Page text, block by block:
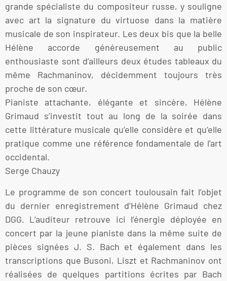
grande spécialiste du compositeur russe, y souligne
avec art la signature du virtuose dans la matière
musicale de son inspirateur. Les deux bis que la belle
Hélène accorde généreusement au public
enthousiaste sont d’ailleurs deux études tableaux du
même Rachmaninov, décidemment toujours très
proche de son cœur.
Pianiste attachante, élégante et sincère, Hélène
Grimaud s’investit tout au long de la soirée dans
cette littérature musicale qu’elle considère et qu’elle
pratique comme une référence fondamentale de l’art
occidental.
Serge Chauzy
Le programme de son concert toulousain fait l’objet
du dernier enregistrement d’Hélène Grimaud chez
DGG. L’auditeur retrouve ici l’énergie déployée en
concert par la jeune pianiste dans la même suite de
pièces signées J. S. Bach et également dans les
transcriptions que Busoni, Liszt et Rachmaninov ont
réalisées de quelques partitions écrites par Bach